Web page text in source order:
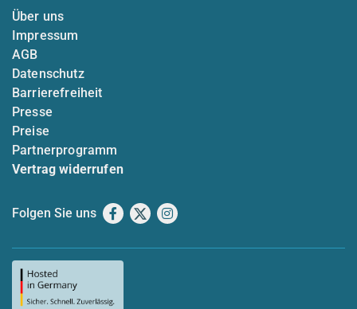
Über uns
Impressum
AGB
Datenschutz
Barrierefreiheit
Presse
Preise
Partnerprogramm
Vertrag widerrufen
Folgen Sie uns Facebook
X Instagram